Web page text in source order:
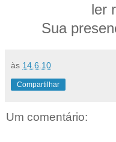
ler
Sua
às 14.6.10
Compartilhar
Um comentário: